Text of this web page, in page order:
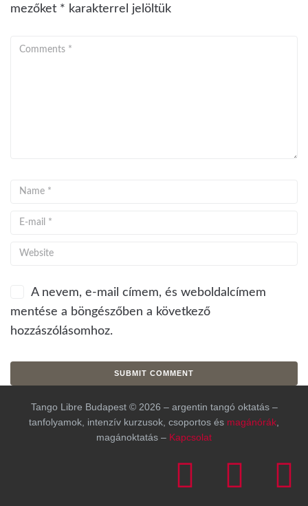
mezőket * karakterrel jelöltük
A nevem, e-mail címem, és weboldalcímem
mentése a böngészőben a következő
hozzászólásomhoz.
Tango Libre Budapest © 2026 – argentin tangó oktatás –
tanfolyamok, intenzív kurzusok, csoportos és magánórák
magánoktatás – Kapcsolat